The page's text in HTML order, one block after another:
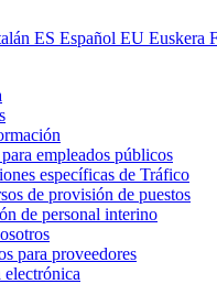
ES Español EU Euskera
empleados públicos
específicas de Tráfico
de provisión de puestos
de personal interino
para proveedores
electrónica